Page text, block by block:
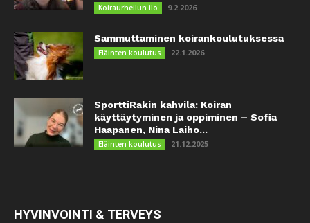
Koiraurheilun ilo 9.2.2026
Sammuttaminen koirankoulutuksessa
Eläinten koulutus 22.1.2026
SporttiRakin kahvila: Koiran
käyttäytyminen ja oppiminen – Sofia
Haapanen, Nina Laiho...
Eläinten koulutus 21.12.2025
HYVINVOINTI & TERVEYS